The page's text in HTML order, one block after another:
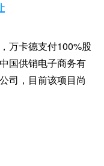
万卡德支付100%股
国供销电子商务有
司，目前该项目尚